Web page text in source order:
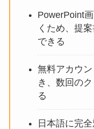
PowerPoint
くため、提
できる
無料アカウ
き、数回の
る
日本語に完